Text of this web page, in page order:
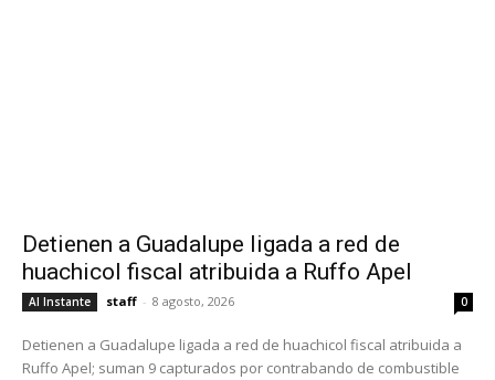
Detienen a Guadalupe ligada a red de
huachicol fiscal atribuida a Ruffo Apel
Al Instante staff - 8 agosto, 2026 0
Detienen a Guadalupe ligada a red de huachicol fiscal atribuida a
Ruffo Apel; suman 9 capturados por contrabando de combustible